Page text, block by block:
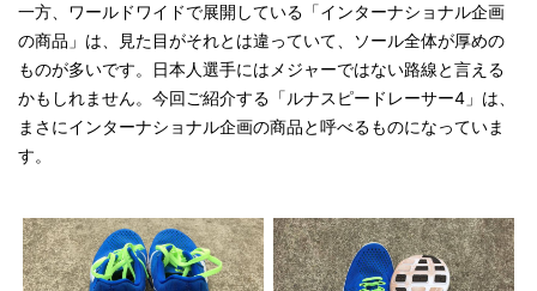
一方、ワールドワイドで展開している「インターナショナル企画
の商品」は、見た目がそれとは違っていて、ソール全体が厚めの
ものが多いです。日本人選手にはメジャーではない路線と言える
かもしれません。今回ご紹介する「ルナスピードレーサー4」は、
まさにインターナショナル企画の商品と呼べるものになっていま
す。